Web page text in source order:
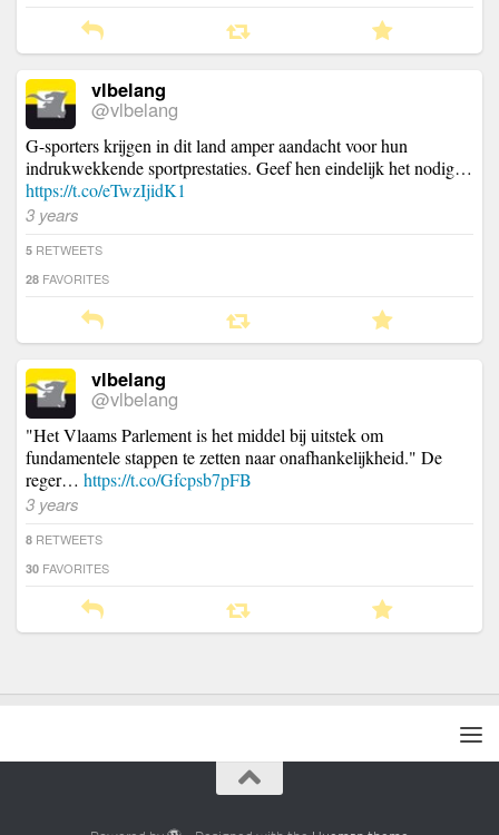
vlbelang
@vlbelang
G-sporters krijgen in dit land amper aandacht voor hun
indrukwekkende sportprestaties. Geef hen eindelijk het nodig…
https://t.co/eTwzIjidK1
3 years
5 RETWEETS
28 FAVORITES
vlbelang
@vlbelang
"Het Vlaams Parlement is het middel bij uitstek om
fundamentele stappen te zetten naar onafhankelijkheid." De
reger… https://t.co/Gfcpsb7pFB
3 years
8 RETWEETS
30 FAVORITES